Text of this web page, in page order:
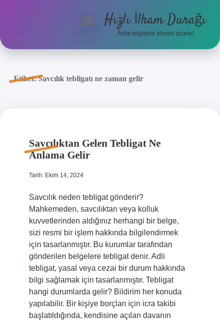
Anasayfa
menüyüHızlı İlham Durağı
Anlık bilgilerle zihnini tazele!
Etiket:Savcılık tebligatı ne zaman gelir
Savcılıktan Gelen Tebligat Ne
Anlama Gelir
Tarih: Ekim 14, 2024
Savcılık neden tebligat gönderir?
Mahkemeden, savcılıktan veya kolluk
kuvvetlerinden aldığınız herhangi bir belge,
sizi resmi bir işlem hakkında bilgilendirmek
için tasarlanmıştır. Bu kurumlar tarafından
gönderilen belgelere tebligat denir. Adli
tebligat, yasal veya cezai bir durum hakkında
bilgi sağlamak için tasarlanmıştır. Tebligat
hangi durumlarda gelir? Bildirim her konuda
yapılabilir. Bir kişiye borçları için icra takibi
başlatıldığında, kendisine açılan davanın